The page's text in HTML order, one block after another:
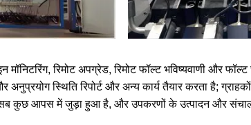
रिमोट अपग्रेड, रिमोट फॉल्ट भविष्यवाणी और
स्थिति रिपोर्ट और अन्य कार्य तैयार करता है;
कुछ आपस में जुड़ा हुआ है, और उपकरणों के उत्पादन और